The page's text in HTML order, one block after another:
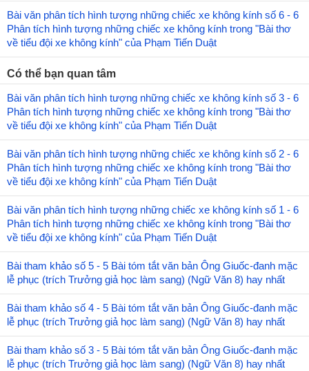
Bài văn phân tích hình tượng những chiếc xe không kính số 6 - 6
Phân tích hình tượng những chiếc xe không kính trong "Bài thơ
về tiểu đội xe không kính" của Phạm Tiến Duật
Có thể bạn quan tâm
Bài văn phân tích hình tượng những chiếc xe không kính số 3 - 6
Phân tích hình tượng những chiếc xe không kính trong "Bài thơ
về tiểu đội xe không kính" của Phạm Tiến Duật
Bài văn phân tích hình tượng những chiếc xe không kính số 2 - 6
Phân tích hình tượng những chiếc xe không kính trong "Bài thơ
về tiểu đội xe không kính" của Phạm Tiến Duật
Bài văn phân tích hình tượng những chiếc xe không kính số 1 - 6
Phân tích hình tượng những chiếc xe không kính trong "Bài thơ
về tiểu đội xe không kính" của Phạm Tiến Duật
Bài tham khảo số 5 - 5 Bài tóm tắt văn bản Ông Giuốc-đanh mặc
lễ phục (trích Trưởng giả học làm sang) (Ngữ Văn 8) hay nhất
Bài tham khảo số 4 - 5 Bài tóm tắt văn bản Ông Giuốc-đanh mặc
lễ phục (trích Trưởng giả học làm sang) (Ngữ Văn 8) hay nhất
Bài tham khảo số 3 - 5 Bài tóm tắt văn bản Ông Giuốc-đanh mặc
lễ phục (trích Trưởng giả học làm sang) (Ngữ Văn 8) hay nhất